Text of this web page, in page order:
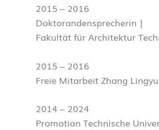
2015 – 2016
Doktorandensprecherin |
Fakultät für Architektur
2015 – 2016
Freie Mitarbeit Zhang
2014 – 2024
Promotion Technische